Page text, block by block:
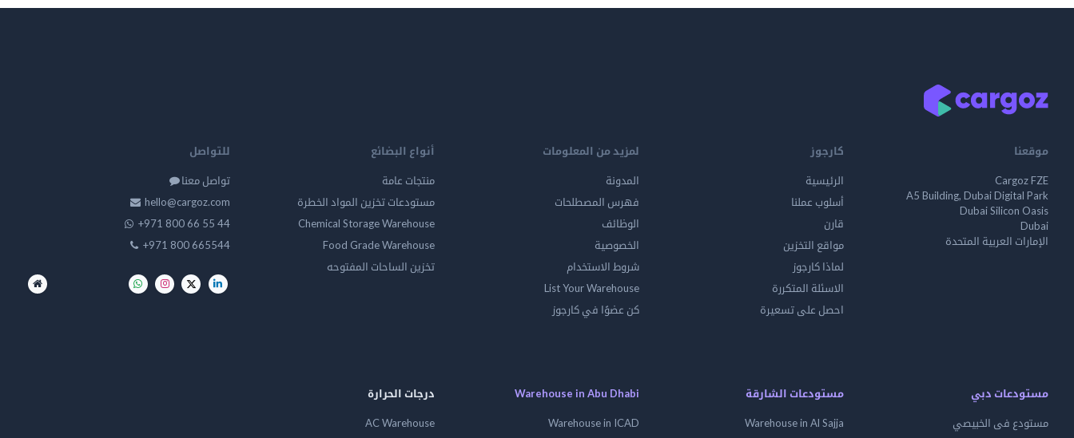
موقعنا
Cargoz FZE
A5 Building, Dubai Digital Park
Dubai Silicon Oasis
Dubai
الإمارات العربية المتحدة
كارجوز
الرئيسية
أسلوب عملنا
قارن
مواقع التخزين
لماذا كارجوز
الاسئلة المتكررة
احصل على تسعيرة
لمزيد من المعلومات
المدونة
فهرس المصطلحات
الوظائف
الخصوصية
شروط الاستخدام
List Your Warehouse
كن عضوًا في كارجوز
أنواع البضائع
منتجات عامة
مستودعات تخزين المواد الخطرة
Chemical Storage Warehouse
Food Grade Warehouse
تخزين الساحات المفتوحه
للتواصل
تواصل معنا
hello@cargoz.com
+971 800 66 55 44
+971 800 665544
مستودعات دبي
مستودع فى الخبيصي
مستودعات الشارقة
Warehouse in Al Sajja
Warehouse in Abu Dhabi
Warehouse in ICAD
درجات الحرارة
AC Warehouse